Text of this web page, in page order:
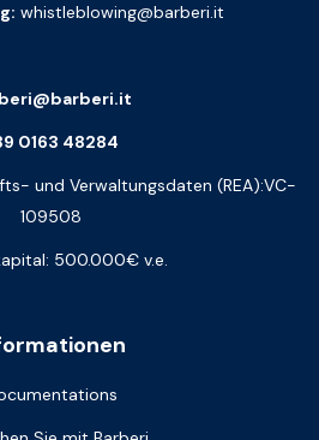
whistleblowing@barberi.it
0163 48284
und Verwaltungsdaten (REA):VC-
109508
500.000€ v.e.